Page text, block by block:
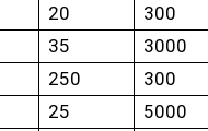
20 300
35 3000
250 300
25 5000